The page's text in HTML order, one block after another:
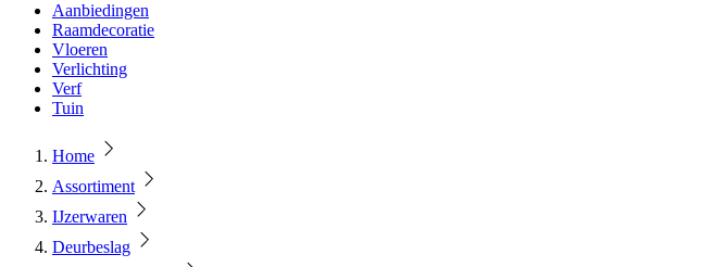
Aanbiedingen
Raamdecoratie
Vloeren
Verlichting
Verf
Tuin
Home
Assortiment
IJzerwaren
Deurbeslag